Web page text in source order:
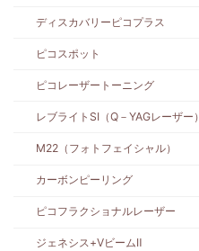
ディスカバリーピコプラス
ピコスポット
ピコレーザートーニング
レブライトSI（Q－YAGレーザー）
M22（フォトフェイシャル）
カーボンピーリング
ピコフラクショナルレーザー
ジェネシス+VビームⅡ